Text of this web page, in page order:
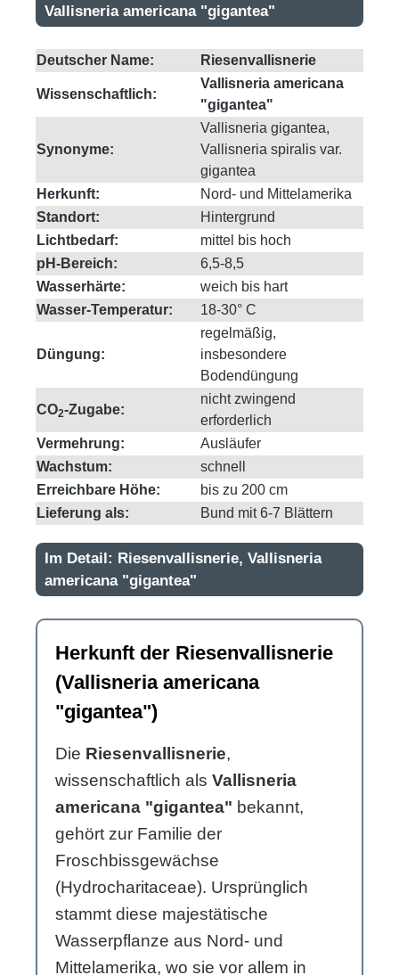
Vallisneria americana "gigantea"
Deutscher Name: Riesenvallisnerie
Wissenschaftlich:
Vallisneria americana
"gigantea"
Synonyme:
Vallisneria gigantea,
Vallisneria spiralis var.
gigantea
Herkunft:
Nord- und Mittelamerika
Standort:
Hintergrund
Lichtbedarf:
mittel bis hoch
pH-Bereich:
6,5-8,5
Wasserhärte:
weich bis hart
Wasser-Temperatur:
18-30° C
Düngung:
regelmäßig,
insbesondere
Bodendüngung
CO2-Zugabe:
nicht zwingend
erforderlich
Vermehrung:
Ausläufer
Wachstum:
schnell
Erreichbare Höhe:
bis zu 200 cm
Lieferung als:
Bund mit 6-7 Blättern
Im Detail: Riesenvallisnerie, Vallisneria
americana "gigantea"
Herkunft der Riesenvallisnerie
(Vallisneria americana
"gigantea")
Die Riesenvallisnerie,
wissenschaftlich als Vallisneria
americana "gigantea" bekannt,
gehört zur Familie der
Froschbissgewächse
(Hydrocharitaceae). Ursprünglich
stammt diese majestätische
Wasserpflanze aus Nord- und
Mittelamerika, wo sie vor allem in